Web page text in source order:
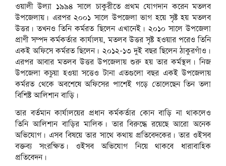
ওয়ালী উল্যা ১৯৯৪ সালে চাকুরীতে প্রথম যোগদান করেন মতলব
উপজেলায়। এরপর ২০০১ সালে উপজেলা ভাগ হয়ে সৃষ্ট হয় মতলব
উত্তর। তখনও তিনি কর্মরত ছিলেন এখানেই। ২০১০ সালে উপজেলা
প্রাণী সম্পদ কর্মকর্তার কার্যালয়, মতলব উত্তর সৃষ্ট হওয়ার পরেও তিনি
একই অফিসে কর্মরত ছিলেন। ২০১২-১৩ দুই বছর ছিলেন ঠাকুরগাঁও।
এরপর আবার মতলব উত্তর উপজেলায় শুরু হয় তার কর্মস্থল। নিজ
উপজেলা কচুয়া হওয়া সত্তেও টানা এতগুলো বছর একই উপজেলায়
কর্মরত থেকে অবশেষে অফিসের পাশেই গড়ে তোলেছেন তিন তলা
বিশিষ্ট আলিশান বাড়ি।
তার বর্তমান কার্যালয়ের প্রধান কর্মকর্তার কোন বাড়ি না থাকলেও
তিনি আলিশান বাড়ির মালিক। তার বিরুদ্ধে রয়েছে আরো অনেক
অভিযোগ। এসব বিষয়ে তার সাথে কথায় প্রতিবেদকের। তার ওইসব
বক্তব্য সংরক্ষিত। ওইসব অভিযোগ নিয়ে থাকবে ধারাবাহিক
প্রতিবেদন।